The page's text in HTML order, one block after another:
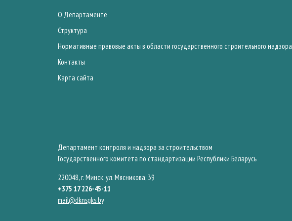
О Департаменте
Структура
Нормативные правовые акты в области государственного строительного надзора
Контакты
Карта сайта
Департамент контроля и надзора за строительством
Государственного комитета по стандартизации Республики Беларусь
220048, г. Минск, ул. Мясникова, 39
+375 17 226-45-11
mail@dknsgks.by